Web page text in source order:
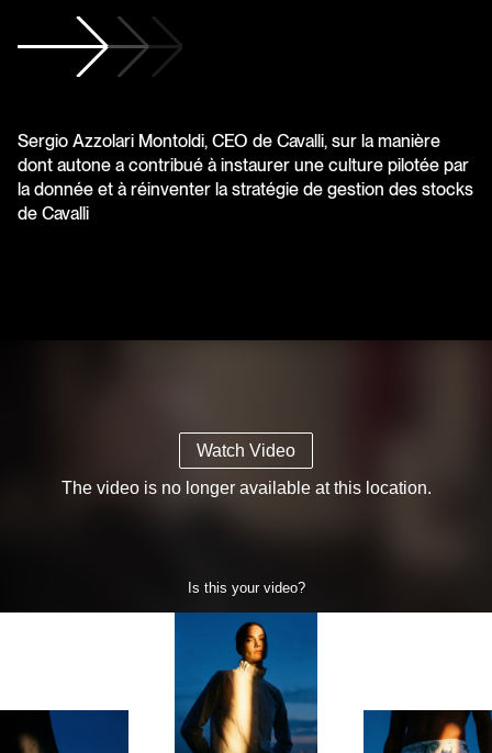
Sergio Azzolari Montoldi, CEO de Cavalli, sur la manière
dont autone a contribué à instaurer une culture pilotée par
la donnée et à réinventer la stratégie de gestion des stocks
de Cavalli